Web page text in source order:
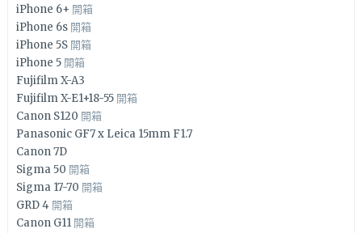
iPhone 6+ 開箱
iPhone 6s 開箱
iPhone 5S 開箱
iPhone 5 開箱
Fujifilm X-A3
Fujifilm X-E1+18-55 開箱
Canon S120 開箱
Panasonic GF7 x Leica 15mm F1.7
Canon 7D
Sigma 50 開箱
Sigma 17-70 開箱
GRD 4 開箱
Canon G11 開箱